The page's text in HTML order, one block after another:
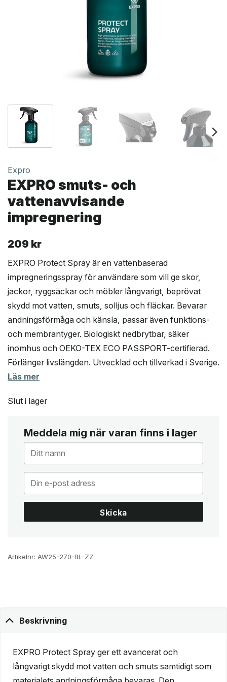
Expro
EXPRO smuts- och
vattenavvisande
impregnering
209 kr
EXPRO Protect Spray är en vattenbaserad
impregneringsspray för användare som vill ge skor,
jackor, ryggsäckar och möbler långvarigt, beprövat
skydd mot vatten, smuts, solljus och fläckar. Bevarar
andningsförmåga och känsla, passar även funktions-
och membrantyger. Biologiskt nedbrytbar, säker
inomhus och OEKO-TEX ECO PASSPORT-certifierad.
Förlänger livslängden. Utvecklad och tillverkad i Sverige.
Läs mer
Slut i lager
Meddela mig när varan finns i lager
Skicka
Artikelnr: AW25-270-BL-ZZ
Beskrivning
EXPRO Protect Spray ger ett avancerat och
långvarigt skydd mot vatten och smuts samtidigt som